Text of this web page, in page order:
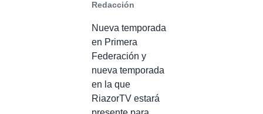
Redacción
Nueva temporada
en Primera
Federación y
nueva temporada
en la que
RiazorTV estará